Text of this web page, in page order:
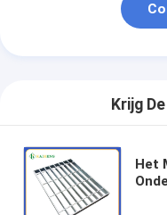
Krijg
Het